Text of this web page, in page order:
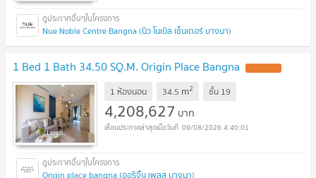
Nue Noble Centre Bangna (นิว โนเบิล เซ็นเตอร์ บางนา)
1 Bed 1 Bath 34.50 SQ.M. Origin Place Bangna
1 ห้องนอน 34.5 m2 ชั้น 19
4,208,627 บาท
09/08/2026 4:40:01
Origin place bangna (ออริจิ้น เพลส บางนา)